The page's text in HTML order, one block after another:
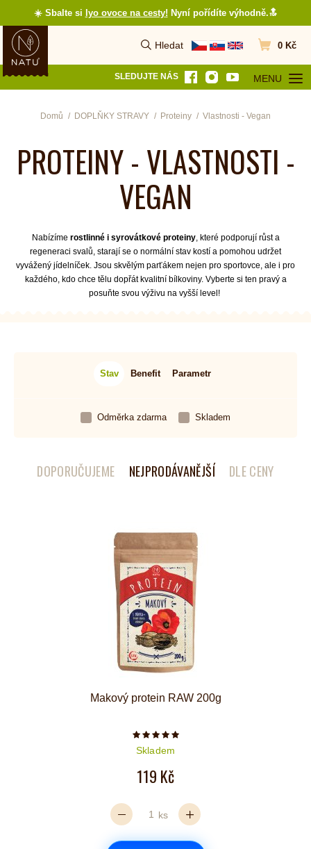
☀️ Sbalte si lyo ovoce na cesty! Nyní pořídíte výhodně.🔝
Hledat
Vyhledat Přejít do
0 Kč
SLEDUJTE NÁS MENU
OTEVŘÍT
Domů DOPLŇKY STRAVY Proteiny Vlastnosti - Vegan
PROTEINY - VLASTNOSTI -
VEGAN
Nabízíme rostlinné i syrovátkové proteiny, které podporují růst a
regeneraci svalů, starají se o normální stav kostí a pomohou udržet
vyvážený jídelníček. Jsou skvělým parťákem nejen pro sportovce, ale i pro
každého, kdo chce tělu dopřát kvalitní bílkoviny. Vyberte si ten pravý a
posuňte svou výživu na vyšší level!
Stav Benefit Parametr
Odměrka zdarma Skladem
DOPORUČUJEME NEJPRODÁVANĚJŠÍ DLE CENY
Makový protein RAW 200g
Počet hvězdiček je 5 z 5
Skladem
119 Kč
ks